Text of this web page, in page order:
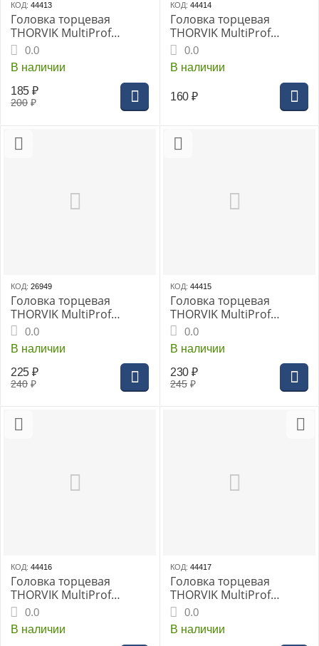
КОД: 44413
Головка торцевая
THORVIK MultiProf
1/2"DR 18 мм, (MP01218)
0.0
В наличии
200 ₽
185 ₽
КОД: 44414
Головка торцевая
THORVIK MultiProf
1/2"DR 19 мм, (MP01219)
0.0
В наличии
160 ₽
КОД: 26949
Головка торцевая
THORVIK MultiProf
1/2"DR 20 мм, (MP01220)
0.0
В наличии
240 ₽
225 ₽
КОД: 44415
Головка торцевая
THORVIK MultiProf
1/2"DR 21 мм, (MP01221)
0.0
В наличии
245 ₽
230 ₽
КОД: 44416
Головка торцевая
THORVIK MultiProf
1/2"DR 22 мм, (MP01222)
0.0
В наличии
КОД: 44417
Головка торцевая
THORVIK MultiProf
1/2"DR 24 мм, (MP01224)
0.0
В наличии